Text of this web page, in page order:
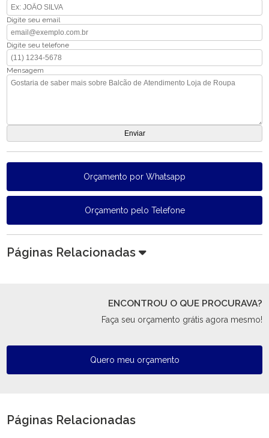
Digite seu email
Digite seu telefone
Mensagem
Orçamento por Whatsapp
Orçamento pelo Telefone
Páginas Relacionadas
ENCONTROU O QUE PROCURAVA?
Faça seu orçamento grátis agora mesmo!
Quero meu orçamento
Páginas Relacionadas